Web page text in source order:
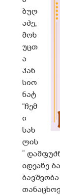
ბუღ
აძე,
მოხ
უცთ
ა
პან
სიო
ნატ
“ჩემ
ი
სახ
ლის
”
იდეაზე